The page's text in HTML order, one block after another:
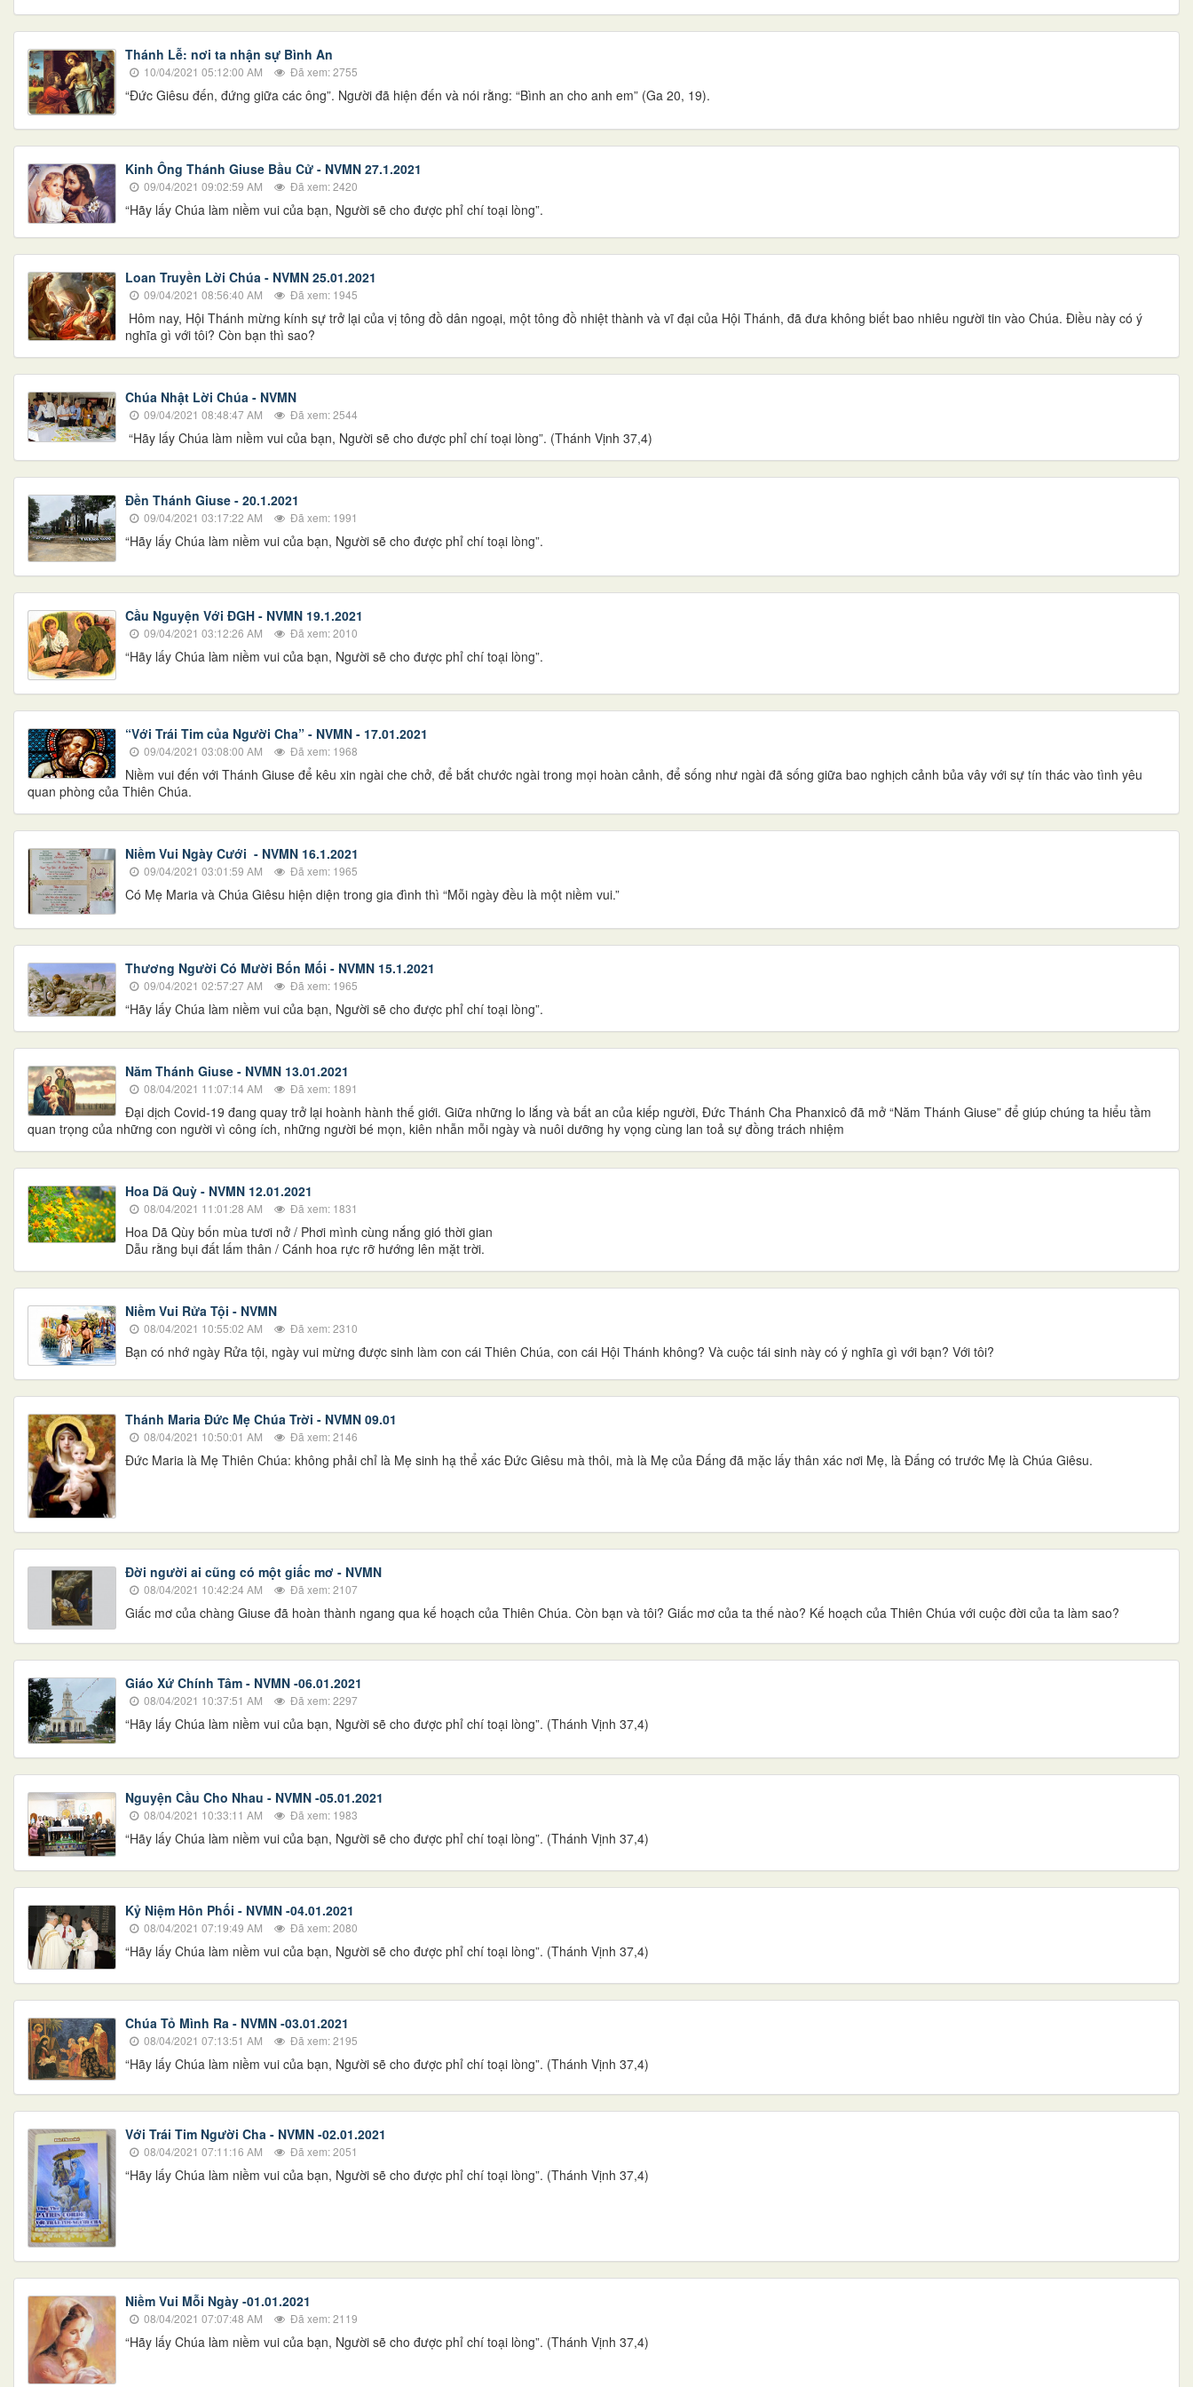
Thánh Lễ: nơi ta nhận sự Bình An
10/04/2021 05:12:00 AM Đã xem: 2755
“Đức Giêsu đến, đứng giữa các ông”. Người đã hiện đến và nói rằng: “Bình an cho anh em” (Ga 20, 19).
Kinh Ông Thánh Giuse Bầu Cử - NVMN 27.1.2021
09/04/2021 09:02:59 AM Đã xem: 2420
“Hãy lấy Chúa làm niềm vui của bạn, Người sẽ cho được phỉ chí toại lòng”.
Loan Truyền Lời Chúa - NVMN 25.01.2021
09/04/2021 08:56:40 AM Đã xem: 1945
Hôm nay, Hội Thánh mừng kính sự trở lại của vị tông đồ dân ngoại, một tông đồ nhiệt thành và vĩ đại của Hội Thánh, đã đưa không biết bao nhiêu người tin vào Chúa. Điều này có ý
nghĩa gì với tôi? Còn bạn thì sao?
Chúa Nhật Lời Chúa - NVMN
09/04/2021 08:48:47 AM Đã xem: 2544
“Hãy lấy Chúa làm niềm vui của bạn, Người sẽ cho được phỉ chí toại lòng”. (Thánh Vịnh 37,4)
Đền Thánh Giuse - 20.1.2021
09/04/2021 03:17:22 AM Đã xem: 1991
“Hãy lấy Chúa làm niềm vui của bạn, Người sẽ cho được phỉ chí toại lòng”.
Cầu Nguyện Với ĐGH - NVMN 19.1.2021
09/04/2021 03:12:26 AM Đã xem: 2010
“Hãy lấy Chúa làm niềm vui của bạn, Người sẽ cho được phỉ chí toại lòng”.
“Với Trái Tim của Người Cha” - NVMN - 17.01.2021
09/04/2021 03:08:00 AM Đã xem: 1968
Niềm vui đến với Thánh Giuse để kêu xin ngài che chở, để bắt chước ngài trong mọi hoàn cảnh, để sống như ngài đã sống giữa bao nghịch cảnh bủa vây với sự tín thác vào tình yêu
quan phòng của Thiên Chúa.
Niềm Vui Ngày Cưới - NVMN 16.1.2021
09/04/2021 03:01:59 AM Đã xem: 1965
Có Mẹ Maria và Chúa Giêsu hiện diện trong gia đình thì “Mỗi ngày đều là một niềm vui.”
Thương Người Có Mười Bốn Mối - NVMN 15.1.2021
09/04/2021 02:57:27 AM Đã xem: 1965
“Hãy lấy Chúa làm niềm vui của bạn, Người sẽ cho được phỉ chí toại lòng”.
Năm Thánh Giuse - NVMN 13.01.2021
08/04/2021 11:07:14 AM Đã xem: 1891
Đại dịch Covid-19 đang quay trở lại hoành hành thế giới. Giữa những lo lắng và bất an của kiếp người, Đức Thánh Cha Phanxicô đã mở “Năm Thánh Giuse” để giúp chúng ta hiểu tầm
quan trọng của những con người vì công ích, những người bé mọn, kiên nhẫn mỗi ngày và nuôi dưỡng hy vọng cùng lan toả sự đồng trách nhiệm
Hoa Dã Quỳ - NVMN 12.01.2021
08/04/2021 11:01:28 AM Đã xem: 1831
Hoa Dã Qùy bốn mùa tươi nở / Phơi mình cùng nắng gió thời gian
Dẫu rằng bụi đất lấm thân / Cánh hoa rực rỡ hướng lên mặt trời.
Niềm Vui Rửa Tội - NVMN
08/04/2021 10:55:02 AM Đã xem: 2310
Bạn có nhớ ngày Rửa tội, ngày vui mừng được sinh làm con cái Thiên Chúa, con cái Hội Thánh không? Và cuộc tái sinh này có ý nghĩa gì với bạn? Với tôi?
Thánh Maria Đức Mẹ Chúa Trời - NVMN 09.01
08/04/2021 10:50:01 AM Đã xem: 2146
Ðức Maria là Mẹ Thiên Chúa: không phải chỉ là Mẹ sinh hạ thể xác Ðức Giêsu mà thôi, mà là Mẹ của Ðấng đã mặc lấy thân xác nơi Mẹ, là Ðấng có trước Mẹ là Chúa Giêsu.
Đời người ai cũng có một giấc mơ - NVMN
08/04/2021 10:42:24 AM Đã xem: 2107
Giấc mơ của chàng Giuse đã hoàn thành ngang qua kế hoạch của Thiên Chúa. Còn bạn và tôi? Giấc mơ của ta thế nào? Kế hoạch của Thiên Chúa với cuộc đời của ta làm sao?
Giáo Xứ Chính Tâm - NVMN -06.01.2021
08/04/2021 10:37:51 AM Đã xem: 2297
“Hãy lấy Chúa làm niềm vui của bạn, Người sẽ cho được phỉ chí toại lòng”. (Thánh Vịnh 37,4)
Nguyện Cầu Cho Nhau - NVMN -05.01.2021
08/04/2021 10:33:11 AM Đã xem: 1983
“Hãy lấy Chúa làm niềm vui của bạn, Người sẽ cho được phỉ chí toại lòng”. (Thánh Vịnh 37,4)
Kỷ Niệm Hôn Phối - NVMN -04.01.2021
08/04/2021 07:19:49 AM Đã xem: 2080
“Hãy lấy Chúa làm niềm vui của bạn, Người sẽ cho được phỉ chí toại lòng”. (Thánh Vịnh 37,4)
Chúa Tỏ Mình Ra - NVMN -03.01.2021
08/04/2021 07:13:51 AM Đã xem: 2195
“Hãy lấy Chúa làm niềm vui của bạn, Người sẽ cho được phỉ chí toại lòng”. (Thánh Vịnh 37,4)
Với Trái Tim Người Cha - NVMN -02.01.2021
08/04/2021 07:11:16 AM Đã xem: 2051
“Hãy lấy Chúa làm niềm vui của bạn, Người sẽ cho được phỉ chí toại lòng”. (Thánh Vịnh 37,4)
Niềm Vui Mỗi Ngày -01.01.2021
08/04/2021 07:07:48 AM Đã xem: 2119
“Hãy lấy Chúa làm niềm vui của bạn, Người sẽ cho được phỉ chí toại lòng”. (Thánh Vịnh 37,4)